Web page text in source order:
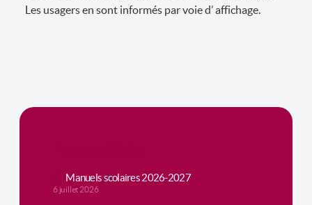
Les usagers en sont informés par voie d’ affichage.
Manuels scolaires 2026-2027
6 juillet 2026